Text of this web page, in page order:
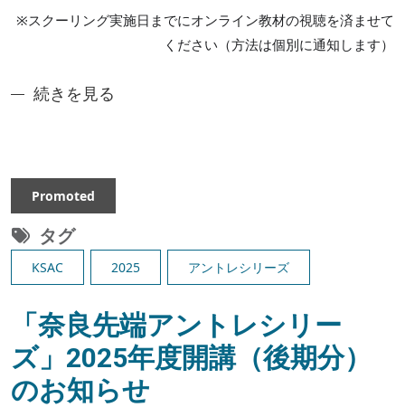
※スクーリング実施日までにオンライン教材の視聴を済ませて
ください（方法は個別に通知します）
「奈良先端アントレシリーズ」2026年度開講のお
続きを見る
Promoted
タグ
KSAC 2025 アントレシリーズ
「奈良先端アントレシリー
ズ」2025年度開講（後期分）
のお知らせ